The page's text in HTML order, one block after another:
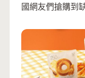
國網友們搶購到